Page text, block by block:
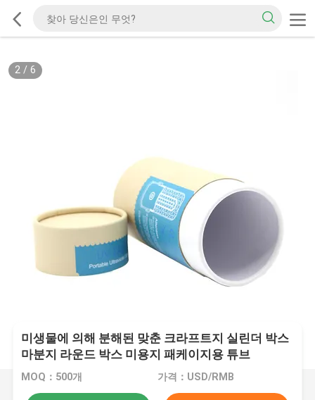
2/ 6
미생물에 의해 분해된 맞춘 크라프트지 실린더 박스
마분지 라운드 박스 미용지 패케이지용 튜브
MOQ：500개 가격：USD/RMB